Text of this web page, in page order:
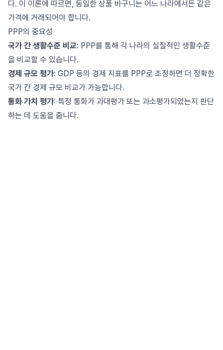
다. 이 이론에 따르면, 동일한 상품 바구니는 어느 나라에서든 같은
가격에 거래되어야 합니다.
PPP의 중요성
국가 간 생활수준 비교: PPP를 통해 각 나라의 실질적인 생활수준
을 비교할 수 있습니다.
경제 규모 평가: GDP 등의 경제 지표를 PPP로 조정하면 더 정확한
국가 간 경제 규모 비교가 가능합니다.
통화 가치 평가: 특정 통화가 과대평가 또는 과소평가되었는지 판단
하는 데 도움을 줍니다.